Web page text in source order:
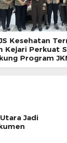
Kesehatan
Kejari Perkuat
Program
Jadi